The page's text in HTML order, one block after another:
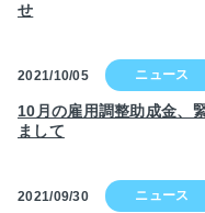
せ
2021/10/05
10月の雇用調整助成金、
まして
2021/09/30